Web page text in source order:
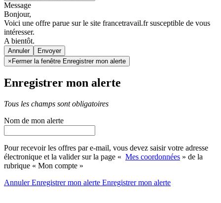
Message
Bonjour,
Voici une offre parue sur le site francetravail.fr susceptible de vous
intéresser.
A bientôt.
Annuler
× Fermer la fenêtre Enregistrer mon alerte
Enregistrer mon alerte
Tous les champs sont obligatoires
Nom de mon alerte
Pour recevoir les offres par e-mail, vous devez saisir votre adresse
électronique et la valider sur la page « Mes coordonnées » de la
rubrique « Mon compte »
AnnulerEnregistrer mon alerte Enregistrermon alerte